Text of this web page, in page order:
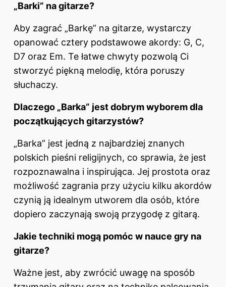
„Barki” na gitarze?
Aby zagrać „Barkę” na gitarze, wystarczy
opanować cztery podstawowe akordy: G, C,
D7 oraz Em. Te łatwe chwyty pozwolą Ci
stworzyć piękną melodię, która poruszy
słuchaczy.
Dlaczego „Barka” jest dobrym wyborem dla
początkujących gitarzystów?
„Barka” jest jedną z najbardziej znanych
polskich pieśni religijnych, co sprawia, że jest
rozpoznawalna i inspirująca. Jej prostota oraz
możliwość zagrania przy użyciu kilku akordów
czynią ją idealnym utworem dla osób, które
dopiero zaczynają swoją przygodę z gitarą.
Jakie techniki mogą pomóc w nauce gry na
gitarze?
Ważne jest, aby zwrócić uwagę na sposób